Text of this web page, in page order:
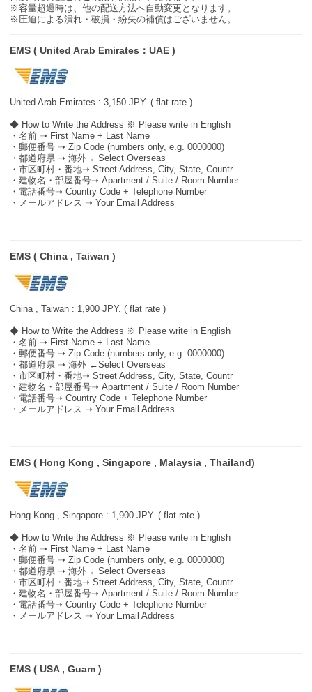
※容量超過時は、他の配送方法へ自動変更となります。
※圧迫による潰れ・破損・紛失の補償はございません。
EMS ( United Arab Emirates：UAE )
United Arab Emirates : 3,150 JPY. ( flat rate )
◆ How to Write the Address ※ Please write in English
・名前 ➝ First Name + Last Name
・郵便番号 ➝ Zip Code (numbers only, e.g. 0000000)
・都道府県 ➝ 海外 ←Select Overseas
・市区町村・番地➝ Street Address, City, State, Countr
・建物名・部屋番号➝ Apartment / Suite / Room Number
・電話番号➝ Country Code + Telephone Number
・メールアドレス ➝ Your Email Address
EMS ( China , Taiwan )
China , Taiwan : 1,900 JPY. ( flat rate )
◆ How to Write the Address ※ Please write in English
・名前 ➝ First Name + Last Name
・郵便番号 ➝ Zip Code (numbers only, e.g. 0000000)
・都道府県 ➝ 海外 ←Select Overseas
・市区町村・番地➝ Street Address, City, State, Countr
・建物名・部屋番号➝ Apartment / Suite / Room Number
・電話番号➝ Country Code + Telephone Number
・メールアドレス ➝ Your Email Address
EMS ( Hong Kong , Singapore , Malaysia , Thailand)
Hong Kong , Singapore : 1,900 JPY. ( flat rate )
◆ How to Write the Address ※ Please write in English
・名前 ➝ First Name + Last Name
・郵便番号 ➝ Zip Code (numbers only, e.g. 0000000)
・都道府県 ➝ 海外 ←Select Overseas
・市区町村・番地➝ Street Address, City, State, Countr
・建物名・部屋番号➝ Apartment / Suite / Room Number
・電話番号➝ Country Code + Telephone Number
・メールアドレス ➝ Your Email Address
EMS ( USA , Guam )